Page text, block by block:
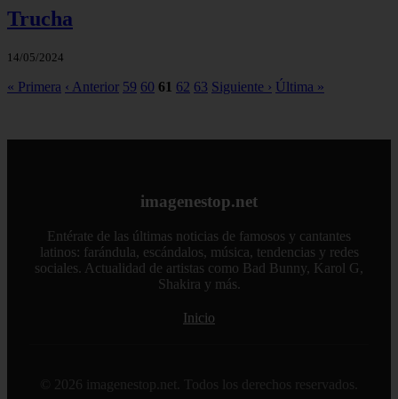
Trucha
14/05/2024
« Primera ‹ Anterior 59 60 61 62 63 Siguiente › Última »
imagenestop.net
Entérate de las últimas noticias de famosos y cantantes
latinos: farándula, escándalos, música, tendencias y redes
sociales. Actualidad de artistas como Bad Bunny, Karol G,
Shakira y más.
Inicio
© 2026 imagenestop.net. Todos los derechos reservados.